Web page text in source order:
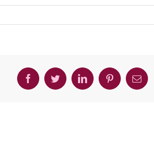
FacebookTwitterLinkedIn Pinterest